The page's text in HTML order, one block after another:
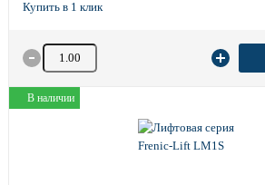
Количество товара
В наличии